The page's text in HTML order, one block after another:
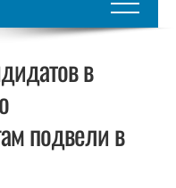
в
подвели в